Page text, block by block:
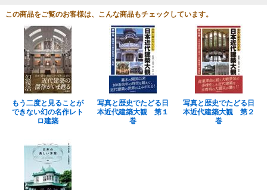
この商品をご覧のお客様は、こんな商品もチェックしています。
もう二度と見ることが
できない幻の名作レト
ロ建築
写真と歴史でたどる日
本近代建築大観 第１
巻
写真と歴史でたどる日
本近代建築大観 第２
巻